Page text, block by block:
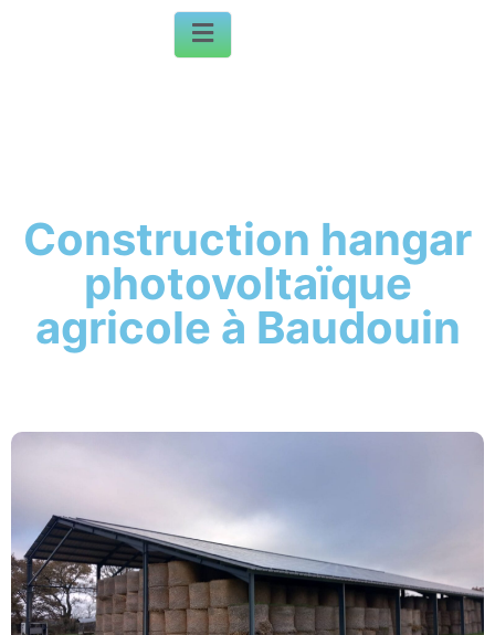
Construction hangar
photovoltaïque
agricole à Baudouin